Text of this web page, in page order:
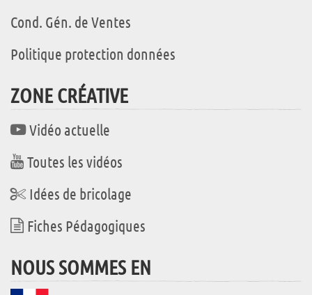
Cond. Gén. de Ventes
Politique protection données
ZONE CRÉATIVE
Vidéo actuelle
Toutes les vidéos
Idées de bricolage
Fiches Pédagogiques
NOUS SOMMES EN